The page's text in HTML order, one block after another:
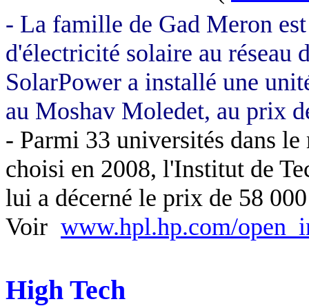
- La famille de Gad Meron
d'électricité solaire au réseau
SolarPower a installé une
au Moshav Moledet, au prix
- Parmi 33 universités dans
choisi en 2008, l'Institut de
lui a décerné le prix de 58
Voir www.hpl.hp.com/
High Tech